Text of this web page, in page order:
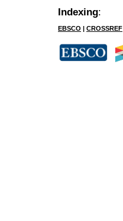
Indexing:
EBSCO CROSSREF